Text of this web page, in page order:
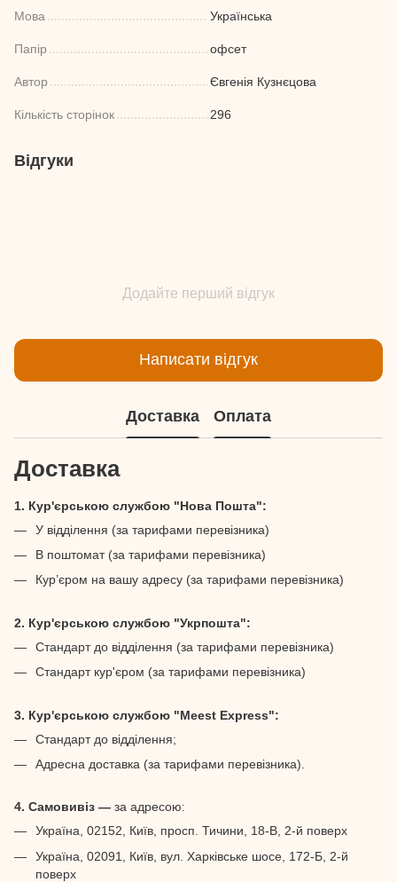
Мова Українська
Папір офсет
Автор Євгенія Кузнєцова
Кількість сторінок 296
Відгуки
Додайте перший відгук
Написати відгук
Доставка Оплата
Доставка
1. Кур'єрською службою "Нова Пошта":
У відділення (за тарифами перевізника)
В поштомат (за тарифами перевізника)
Кур’єром на вашу адресу (за тарифами перевізника)
2. Кур'єрською службою "Укрпошта":
Стандарт до відділення (за тарифами перевізника)
Стандарт кур'єром (за тарифами перевізника)
3. Кур'єрською службою "Meest Express":
Стандарт до відділення;
Адресна доставка (за тарифами перевізника).
4. Самовивіз — за адресою:
Україна, 02152, Київ, просп. Тичини, 18-В, 2-й поверх
Україна, 02091, Київ, вул. Харківське шосе, 172-Б, 2-й
поверх